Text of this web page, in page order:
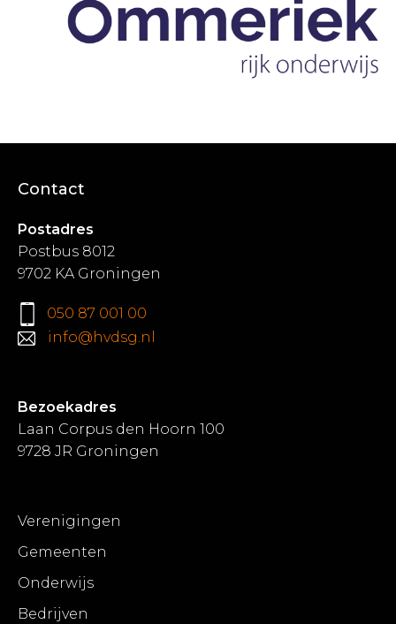
Contact
Postadres
Postbus 8012
9702 KA Groningen
050 87 001 00
info@hvdsg.nl
Bezoekadres
Laan Corpus den Hoorn 100
9728 JR Groningen
Verenigingen
Gemeenten
Onderwijs
Bedrijven